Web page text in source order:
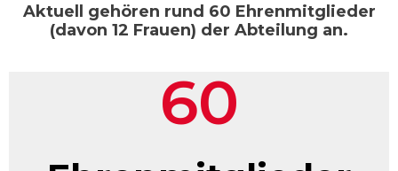
Aktuell gehören rund 60 Ehrenmitglieder
(davon 12 Frauen) der Abteilung an.
60